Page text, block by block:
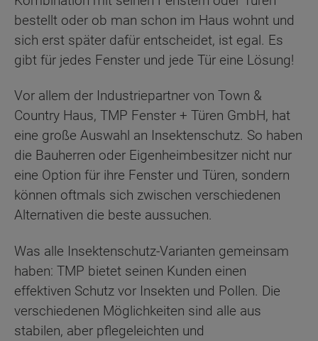
bestellt oder ob man schon im Haus wohnt und
sich erst später dafür entscheidet, ist egal. Es
gibt für jedes Fenster und jede Tür eine Lösung!
Vor allem der Industriepartner von Town &
Country Haus, TMP Fenster + Türen GmbH, hat
eine große Auswahl an Insektenschutz. So haben
die Bauherren oder Eigenheimbesitzer nicht nur
eine Option für ihre Fenster und Türen, sondern
können oftmals sich zwischen verschiedenen
Alternativen die beste aussuchen.
Was alle Insektenschutz-Varianten gemeinsam
haben: TMP bietet seinen Kunden einen
effektiven Schutz vor Insekten und Pollen. Die
verschiedenen Möglichkeiten sind alle aus
stabilen, aber pflegeleichten und